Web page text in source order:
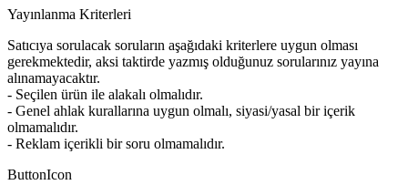
Yayınlanma Kriterleri
Satıcıya sorulacak soruların aşağıdaki kriterlere uygun olması
gerekmektedir, aksi taktirde yazmış olduğunuz sorularınız yayına
alınamayacaktır.
- Seçilen ürün ile alakalı olmalıdır.
- Genel ahlak kurallarına uygun olmalı, siyasi/yasal bir içerik
olmamalıdır.
- Reklam içerikli bir soru olmamalıdır.
ButtonIcon